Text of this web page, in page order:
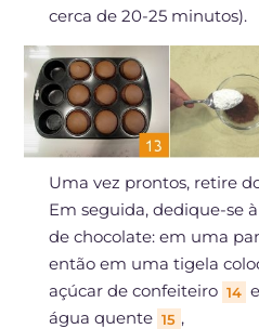
cerca de 20-25 minutos).
Uma vez prontos, retire
Em seguida, dedique-se
de chocolate: em uma
então em uma tigela
açúcar de confeiteiro 14
água quente 15 ,